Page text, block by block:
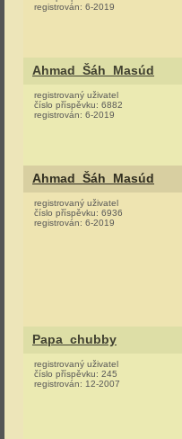
registrován: 6-2019
Ahmad_Šáh_Masúd
registrovaný uživatel
číslo příspěvku: 6882
registrován: 6-2019
Ahmad_Šáh_Masúd
registrovaný uživatel
číslo příspěvku: 6936
registrován: 6-2019
Papa_chubby
registrovaný uživatel
číslo příspěvku: 245
registrován: 12-2007